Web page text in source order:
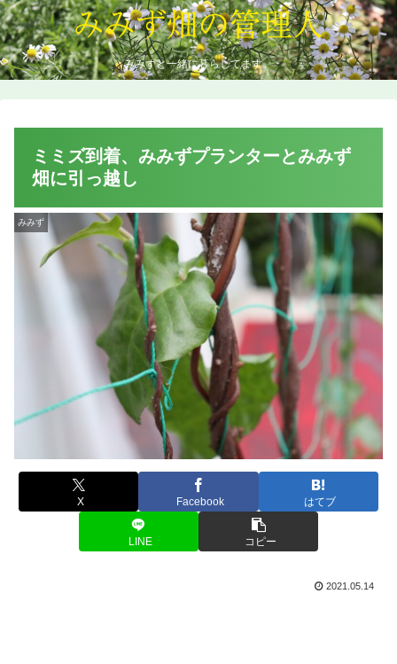
みみずと一緒に暮らしてます。
ミミズ到着、みみずプランターとみみず
畑に引っ越し
みみず
X Facebook はてブ
LINE コピー
2021.05.14